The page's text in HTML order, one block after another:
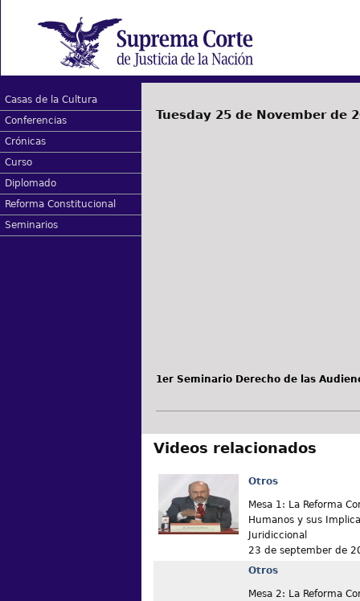
Casas de la Cultura
Conferencias
Crónicas
Curso
Diplomado
Reforma Constitucional
Seminarios
Tuesday 25 de November de
1er Seminario Derecho de las
Videos relacionados
Otros
Mesa 1: La Reforma
Humanos y sus
Juridiccional
23 de september de
Otros
Mesa 2: La Reforma